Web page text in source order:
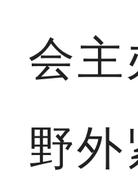
会主
野